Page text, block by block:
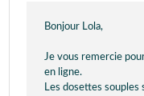
Bonjour Lola,
Je vous remercie
en ligne.
Les dosettes